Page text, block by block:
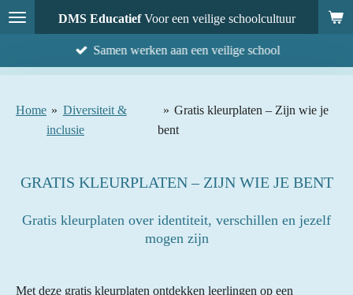
Ga
direct
DMS EducatiefVoor een veilige schoolcultuur
Samen werken aan een veilige school
Home » Diversiteit &
inclusie
» Gratis kleurplaten – Zijn wie je
bent
GRATIS KLEURPLATEN – ZIJN WIE JE BENT
Gratis kleurplaten over identiteit, verschillen en jezelf
mogen zijn
Met deze gratis kleurplaten ontdekken leerlingen op een